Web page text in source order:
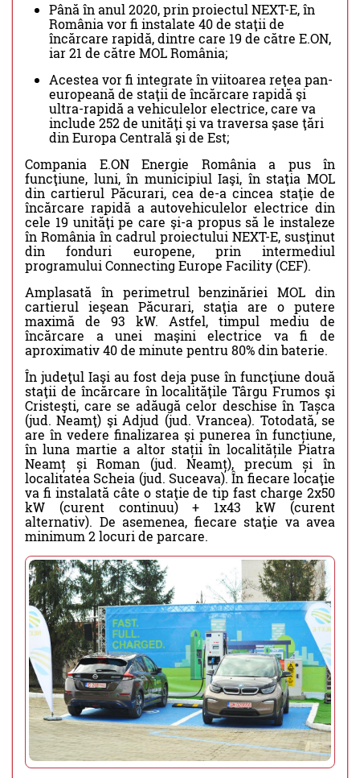
Până în anul 2020, prin proiectul NEXT-E, în
România vor fi instalate 40 de staţii de
încărcare rapidă, dintre care 19 de către E.ON,
iar 21 de către MOL România;
Acestea vor fi integrate în viitoarea reţea pan-
europeană de staţii de încărcare rapidă şi
ultra-rapidă a vehiculelor electrice, care va
include 252 de unităţi şi va traversa şase ţări
din Europa Centrală şi de Est;
Compania E.ON Energie România a pus în
funcţiune, luni, în municipiul Iaşi, în staţia MOL
din cartierul Păcurari, cea de-a cincea staţie de
încărcare rapidă a autovehiculelor electrice din
cele 19 unităţi pe care şi-a propus să le instaleze
în România în cadrul proiectului NEXT-E, susţinut
din fonduri europene, prin intermediul
programului Connecting Europe Facility (CEF).
Amplasată în perimetrul benzinăriei MOL din
cartierul ieşean Păcurari, staţia are o putere
maximă de 93 kW. Astfel, timpul mediu de
încărcare a unei maşini electrice va fi de
aproximativ 40 de minute pentru 80% din baterie.
În judeţul Iaşi au fost deja puse în funcţiune două
staţii de încărcare în localităţile Târgu Frumos şi
Cristeşti, care se adăugă celor deschise în Tașca
(jud. Neamţ) şi Adjud (jud. Vrancea). Totodată, se
are în vedere finalizarea şi punerea în funcțiune,
în luna martie a altor stații în localitățile Piatra
Neamț și Roman (jud. Neamț), precum și în
localitatea Scheia (jud. Suceava). În fiecare locaţie
va fi instalată câte o staţie de tip fast charge 2x50
kW (curent continuu) + 1x43 kW (curent
alternativ). De asemenea, fiecare staţie va avea
minimum 2 locuri de parcare.